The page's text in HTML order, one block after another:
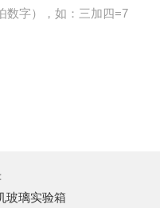
数字），如：三加四=7
玻璃实验箱